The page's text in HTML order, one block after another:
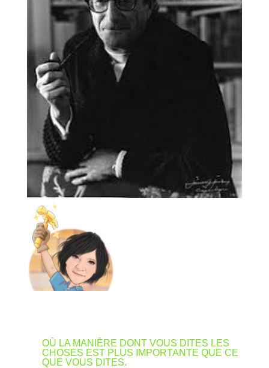
OÙ LA MANIÈRE DONT VOUS DITES LES
CHOSES EST PLUS IMPORTANTE QUE CE
QUE VOUS DITES.